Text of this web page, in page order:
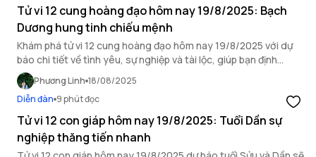
Tử vi 12 cung hoàng đạo hôm nay 19/8/2025: Bạch
Dương hung tinh chiếu mệnh
Khám phá tử vi 12 cung hoàng đạo hôm nay 19/8/2025 với dự
báo chi tiết về tình yêu, sự nghiệp và tài lộc, giúp bạn định
hướng ngày mới.
Phương Linh 18/08/2025
Diễn đàn 9 phút đọc
Tử vi 12 con giáp hôm nay 19/8/2025: Tuổi Dần sự
nghiệp thăng tiến nhanh